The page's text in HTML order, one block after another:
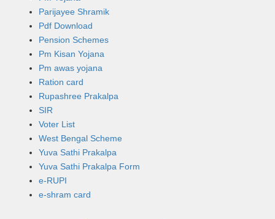
Parijayee Shramik
Pdf Download
Pension Schemes
Pm Kisan Yojana
Pm awas yojana
Ration card
Rupashree Prakalpa
SIR
Voter List
West Bengal Scheme
Yuva Sathi Prakalpa
Yuva Sathi Prakalpa Form
e-RUPI
e-shram card